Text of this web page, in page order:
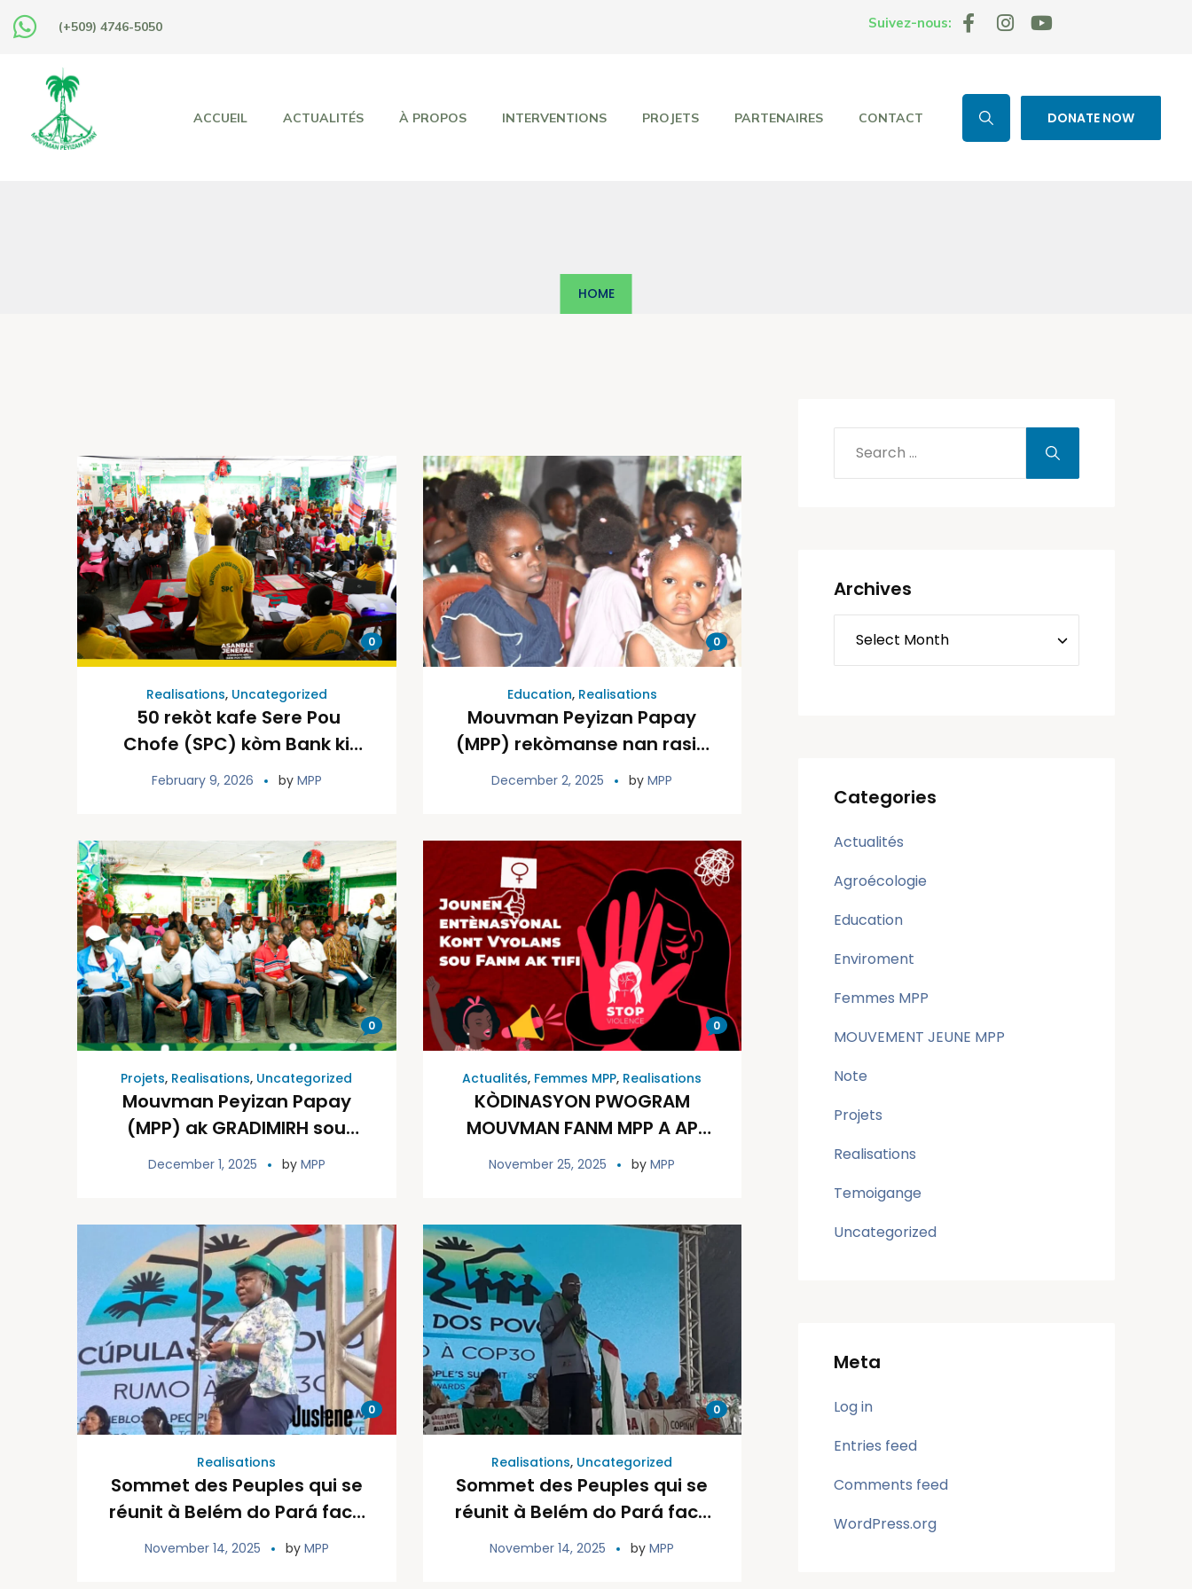
(+509) 4746-5050 Suivez-nous:
ACCUEIL ACTUALITÉS À PROPOS INTERVENTIONS PROJETS PARTENAIRES CONTACT DONATE NOW
HOME
0
Realisations, Uncategorized
50 rekòt kafe Sere Pou
Chofe (SPC) kòm Bank ki
fòme pou Peyizan yo
February 9, 2026 by MPP
0
Education, Realisations
Mouvman Peyizan Papay
(MPP) rekòmanse nan rasin
nan pou yon lòt 50 ane
December 2, 2025 byMPP
0
Projets, Realisations, Uncategorized
Mouvman Peyizan Papay
(MPP) ak GRADIMIRH sou
bilan 3 ane (2022-2025)
komin Ench ak Mibalè
December 1, 2025 by MPP
0
Actualités, Femmes MPP, Realisations
KÒDINASYON PWOGRAM
MOUVMAN FANM MPP A AP
LANSE SÈZ (16) JOUNEN
SANT LAKAY.
November 25, 2025 byMPP
0
Realisations
Sommet des Peuples qui se
réunit à Belém do Pará face
au COP30/ Brésil/ MPP/
November 14, 2025 by MPP
0
Realisations, Uncategorized
Sommet des Peuples qui se
réunit à Belém do Pará face
au COP30
November 14, 2025 byMPP
Archives
Categories
Actualités
Agroécologie
Education
Enviroment
Femmes MPP
MOUVEMENT JEUNE MPP
Note
Projets
Realisations
Temoigange
Uncategorized
Meta
Log in
Entries feed
Comments feed
WordPress.org